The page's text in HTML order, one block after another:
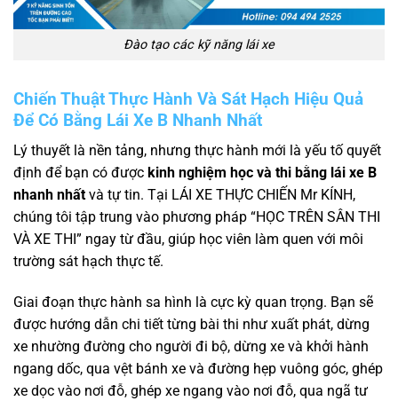
Đào tạo các kỹ năng lái xe
Chiến Thuật Thực Hành Và Sát Hạch Hiệu Quả
Để Có Bằng Lái Xe B Nhanh Nhất
Lý thuyết là nền tảng, nhưng thực hành mới là yếu tố quyết
định để bạn có được kinh nghiệm học và thi bằng lái xe B
nhanh nhất và tự tin. Tại LÁI XE THỰC CHIẾN Mr KÍNH,
chúng tôi tập trung vào phương pháp “HỌC TRÊN SÂN THI
VÀ XE THI” ngay từ đầu, giúp học viên làm quen với môi
trường sát hạch thực tế.
Giai đoạn thực hành sa hình là cực kỳ quan trọng. Bạn sẽ
được hướng dẫn chi tiết từng bài thi như xuất phát, dừng
xe nhường đường cho người đi bộ, dừng xe và khởi hành
ngang dốc, qua vệt bánh xe và đường hẹp vuông góc, ghép
xe dọc vào nơi đỗ, ghép xe ngang vào nơi đỗ, qua ngã tư